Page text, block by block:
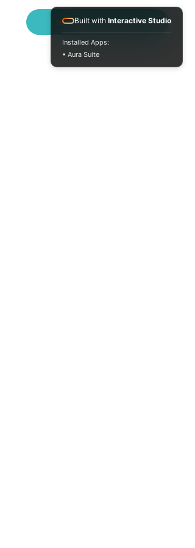
Написать в Telegram
Built with Interactive Studio
Installed Apps:
• Aura Suite